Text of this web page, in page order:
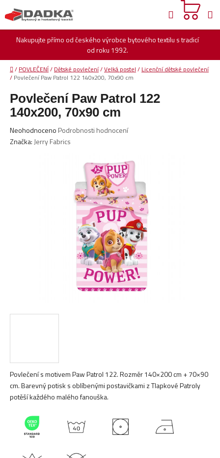
na
obsah
Nakupujte přímo od českého výrobce bytového textilu s tradicí
od roku 1992.
Hledat
Domů
/ POVLEČENÍ/ Dětské povlečení/Velká postel / Licenční dětské povlečení
/ Povlečení Paw Patrol 122 140x200, 70x90 cm
Povlečení s motivem Paw Patrol 122. Rozměr 140×200 cm + 70×90
cm. Barevný potisk s oblíbenými postavičkami z Tlapkové Patroly
potěší každého malého fanouška.
Povlečení Paw Patrol 122
140x200, 70x90 cm
Průměrné
hodnocení
Neohodnoceno Podrobnosti hodnocení
Značka: Jerry Fabrics